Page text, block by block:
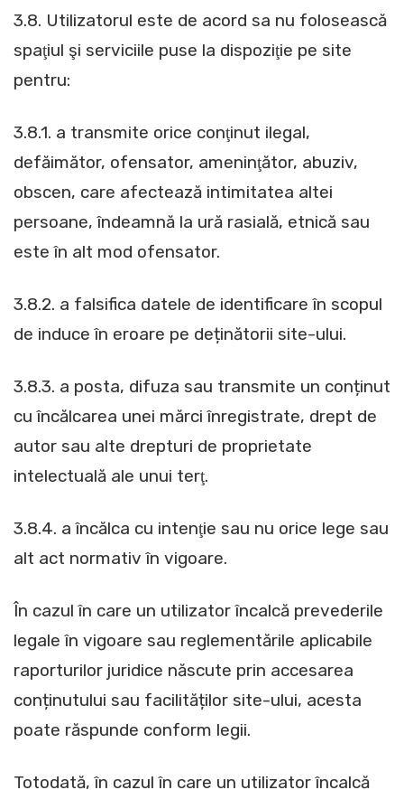
3.8. Utilizatorul este de acord sa nu folosească
spaţiul şi serviciile puse la dispoziţie pe site
pentru:
3.8.1. a transmite orice conţinut ilegal,
defăimător, ofensator, ameninţător, abuziv,
obscen, care afectează intimitatea altei
persoane, îndeamnă la ură rasială, etnică sau
este în alt mod ofensator.
3.8.2. a falsifica datele de identificare în scopul
de induce în eroare pe deținătorii site-ului.
3.8.3. a posta, difuza sau transmite un conținut
cu încălcarea unei mărci înregistrate, drept de
autor sau alte drepturi de proprietate
intelectuală ale unui terţ.
3.8.4. a încălca cu intenţie sau nu orice lege sau
alt act normativ în vigoare.
În cazul în care un utilizator încalcă prevederile
legale în vigoare sau reglementările aplicabile
raporturilor juridice născute prin accesarea
conținutului sau facilităților site-ului, acesta
poate răspunde conform legii.
Totodată, în cazul în care un utilizator încalcă